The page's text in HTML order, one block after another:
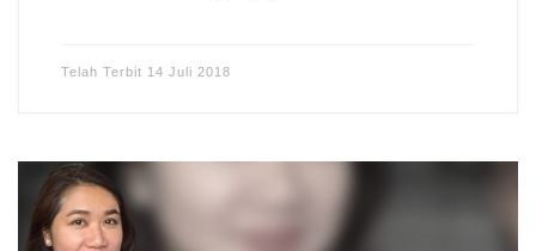
Telah Terbit 14 Juli 2018